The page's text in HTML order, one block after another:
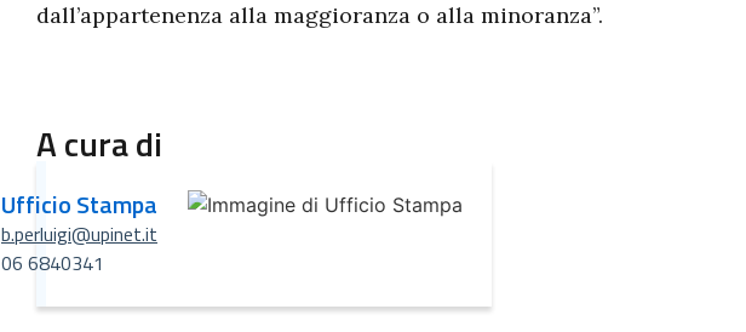
dall’appartenenza alla maggioranza o alla minoranza”.
A cura di
Ufficio Stampa
b.perluigi@upinet.it
06 6840341